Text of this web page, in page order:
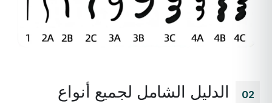
02
الدليل الشامل لجميع أنواع